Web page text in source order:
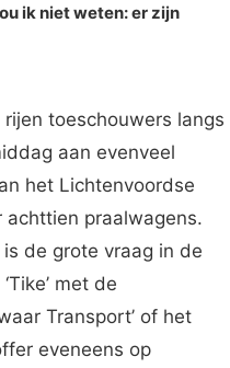
ik niet weten: er zijn
rijen toeschouwers langs
aan evenveel
het Lichtenvoordse
achttien praalwagens.
de grote vraag in de
met de
Transport’ of het
eveneens op